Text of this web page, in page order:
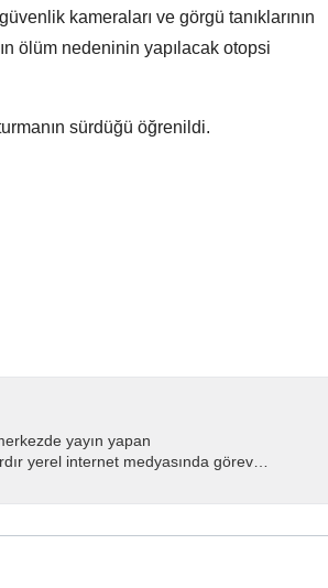
kameraları ve görgü tanıklarının
ölüm nedeninin yapılacak otopsi
sürdüğü öğrenildi.
yayın yapan
yerel internet medyasında görev